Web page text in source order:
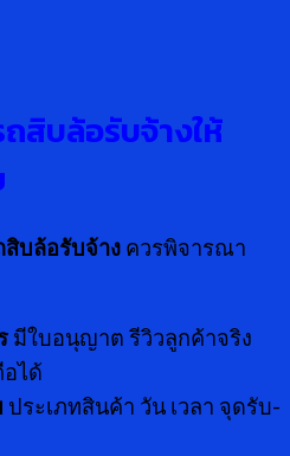
สิบล้อรับจ้างให้
สิบล้อรับจ้าง ควรพิจารณา
มีใบอนุญาต รีวิวลูกค้าจริง
ได้
ประเภทสินค้า วัน เวลา จุดรับ-